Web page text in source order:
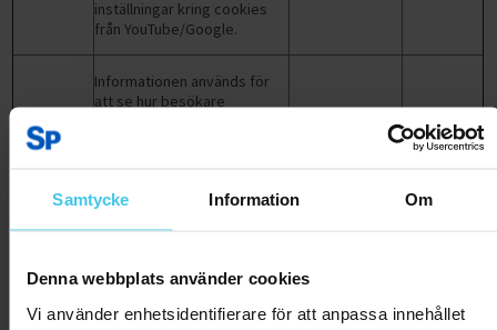
Samtycke Information Om
Denna webbplats använder cookies
Vi använder enhetsidentifierare för att anpassa innehållet
inställningar kring cookies
från YouTube/Google.
Adtraction
Informationen används för
att se hur besökare
Marknadsföring 1 år
Informationen används för
dess partners ska kunna visa
ett relevant innehåll för dig.
Detta gäller artiklar på